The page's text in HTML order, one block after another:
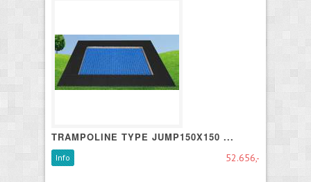
TRAMPOLINE TYPE JUMP150X150 ...
52.656,-
Info